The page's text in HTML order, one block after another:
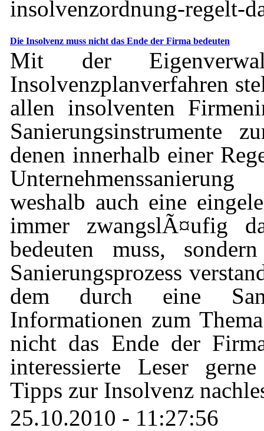
insolvenzordnung-regelt-
Die Insolvenz muss nicht das Ende der Firma bedeuten
Mit der
Insolvenzplanverfahren
allen insolventen
Sanierungsinstrumente
denen innerhalb einer
weshalb auch eine
immer zwangslÃ¤ufig
bedeuten muss,
Sanierungsprozess
dem durch eine
Informationen zum
nicht das Ende der
interessierte Leser
Tipps zur Insolvenz
25.10.2010 - 11:27:56